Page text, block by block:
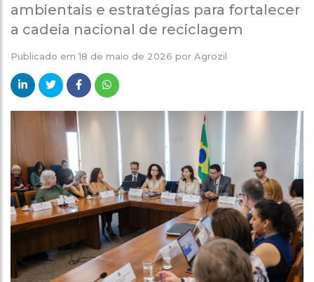
ambientais e estratégias para fortalecer
a cadeia nacional de reciclagem
Publicado em18 de maio de 2026 por Agrozil